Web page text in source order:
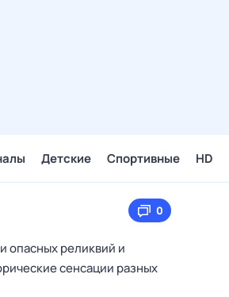
Детские Спортивные HD
0
опасных реликвий и
сенсации разных